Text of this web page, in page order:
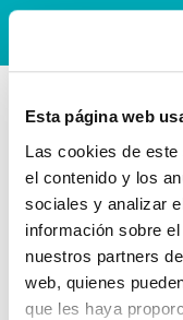
Esta página web
Las cookies de
el contenido y los
sociales y analizar
información sobre
nuestros partners
web, quienes
que les haya